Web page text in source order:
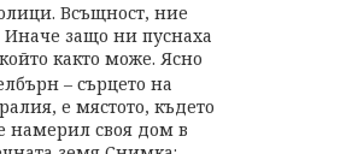
Всъщност, ние
Иначе защо ни пуснаха
както може. Ясно